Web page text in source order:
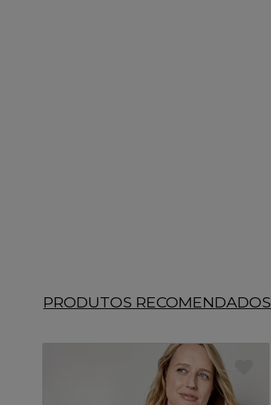
PRODUTOS RECOMENDADOS